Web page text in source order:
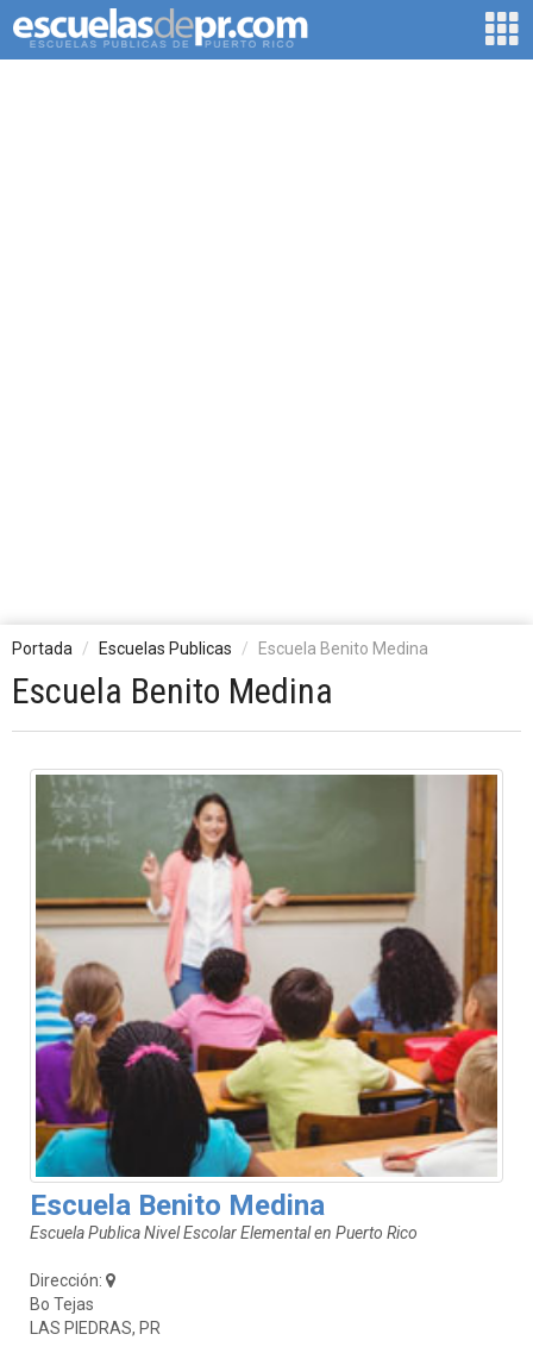
Portada Escuelas Publicas Escuela Benito Medina
Escuela Benito Medina
Escuela Benito Medina
Escuela Publica Nivel Escolar Elemental en Puerto Rico
Dirección:
Bo Tejas
LAS PIEDRAS, PR